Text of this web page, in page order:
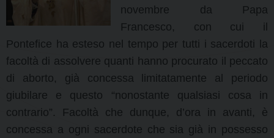
novembre da Papa
Francesco, con cui il
Pontefice ha esteso nel tempo per tutti i sacerdoti la
facoltà di assolvere quanti hanno procurato il peccato
di aborto, già concessa limitatamente al periodo
giubilare e questo “nonostante qualsiasi cosa in
contrario”. Facoltà che dunque, d’ora in avanti, è
concessa a ogni sacerdote che sia già in possesso